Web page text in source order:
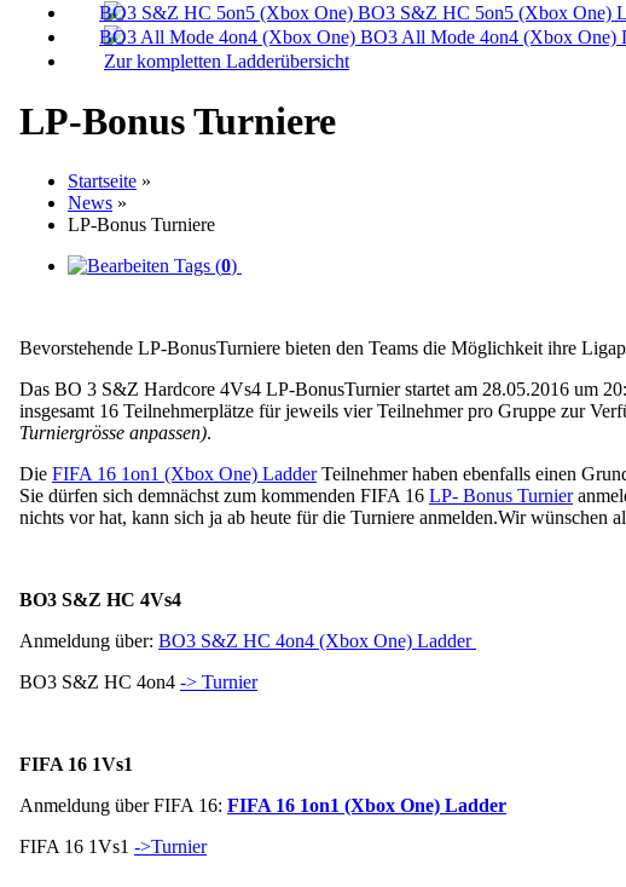
BO3 S&Z HC 5on5 (Xbox One)
BO3 All Mode 4on4 (Xbox One)
Zur kompletten Ladderübersicht
LP-Bonus Turniere
Startseite »
News »
LP-Bonus Turniere
Tags (0)
Bevorstehende LP-BonusTurniere bieten den Teams die Möglichkeit ihre
Das BO 3 S&Z Hardcore 4Vs4 LP-BonusTurnier startet am 28.05.2016 um
insgesamt 16 Teilnehmerplätze für jeweils vier Teilnehmer pro Gruppe zur
Turniergrösse anpassen).
Die FIFA 16 1on1 (Xbox One) LadderTeilnehmer haben ebenfalls einen
Sie dürfen sich demnächst zum kommenden FIFA 16 LP- Bonus Turnier
nichts vor hat, kann sich ja ab heute für die Turniere anmelden.Wir wünschen
BO3 S&Z HC 4Vs4
Anmeldung über: BO3 S&Z HC 4on4 (Xbox One) Ladder
BO3 S&Z HC 4on4 -> Turnier
FIFA 16 1Vs1
Anmeldung über FIFA 16: FIFA 16 1on1 (Xbox One) Ladder
FIFA 16 1Vs1 ->Turnier